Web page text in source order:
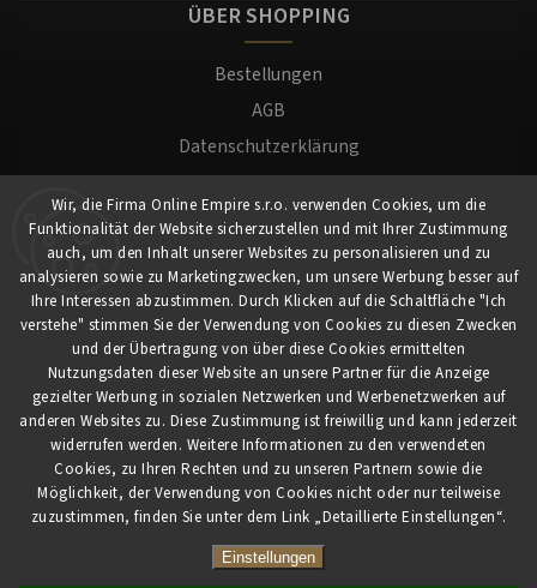
Wir, die Firma Online Empire s.r.o. verwenden Cookies, um die
Funktionalität der Website sicherzustellen und mit Ihrer Zustimmung
auch, um den Inhalt unserer Websites zu personalisieren und zu
analysieren sowie zu Marketingzwecken, um unsere Werbung besser auf
Ihre Interessen abzustimmen. Durch Klicken auf die Schaltfläche "Ich
verstehe" stimmen Sie der Verwendung von Cookies zu diesen Zwecken
und der Übertragung von über diese Cookies ermittelten
Nutzungsdaten dieser Website an unsere Partner für die Anzeige
gezielter Werbung in sozialen Netzwerken und Werbenetzwerken auf
anderen Websites zu. Diese Zustimmung ist freiwillig und kann jederzeit
widerrufen werden. Weitere Informationen zu den verwendeten
Cookies, zu Ihren Rechten und zu unseren Partnern sowie die
Möglichkeit, der Verwendung von Cookies nicht oder nur teilweise
zuzustimmen, finden Sie unter dem Link „Detaillierte Einstellungen“.
Einstellungen
ÜBER SHOPPING
Bestellungen
AGB
Datenschutzerklärung
Versand und Zahlung
Warenrücksendung
Impressum
Für Kunden
Mein Konto
Registrierung
Anmeldung
Copyright 2026 . Alle Rechte vorbehalten.
VytvořilShoptet| Design